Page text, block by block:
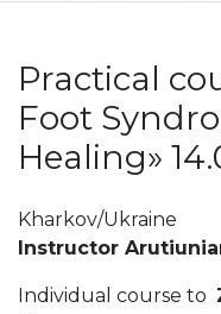
Practical
Foot
Healing»
Kharkov/Ukraine
Instructor
Individual course to